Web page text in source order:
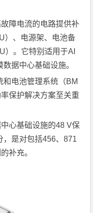
障电流的电路提供补
）、电源架、电池备
）。它特别适用于AI
据中心基础设施。
电池管理系统（BM
保护解决方案至关重
心基础设施的48 V保
，是对包括456、871
补充。